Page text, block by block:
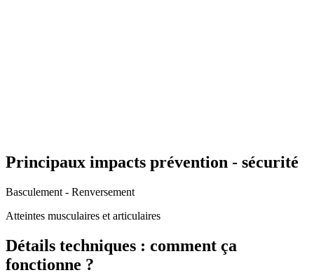
Principaux impacts prévention - sécurité
Basculement - Renversement
Atteintes musculaires et articulaires
Détails techniques : comment ça
fonctionne ?